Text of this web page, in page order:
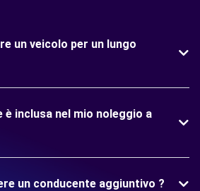
un veicolo per un lungo
è inclusa nel mio noleggio a
un conducente aggiuntivo ?